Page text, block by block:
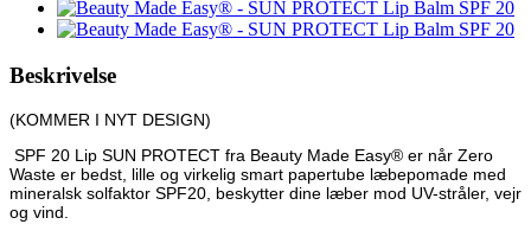
Beskrivelse
(KOMMER I NYT DESIGN)
SPF 20 Lip SUN PROTECT fra Beauty Made Easy® er når Zero
Waste er bedst, lille og virkelig smart papertube læbepomade med
mineralsk solfaktor SPF20, beskytter dine læber mod UV-stråler, vejr
og vind.